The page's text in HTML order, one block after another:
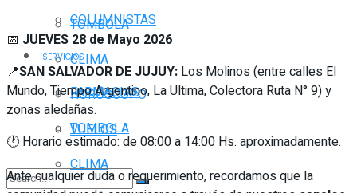
TOMBOLA
CLIMA
HORÓSCOPO
VUELOS
COLUMNISTAS
SERVICIOS
FARMACIAS
TOMBOLA
CLIMA
📅 JUEVES 28 de Mayo 2026
📍SAN SALVADOR DE JUJUY: Los Molinos (entre calles El
Mundo, Tiempo Argentino, La Ultima, Colectora Ruta N° 9) y
zonas aledañas.
🕐 Horario estimado: de 08:00 a 14:00 Hs. aproximadamente.
Ante cualquier duda o requerimiento, recordamos que la